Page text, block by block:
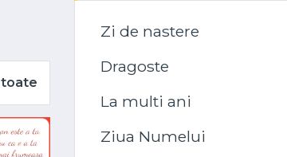
toate
Zi de nastere
Dragoste
La multi ani
Ziua Numelui